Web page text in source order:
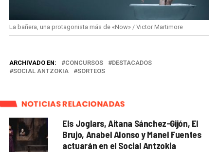
La bañera, una protagonista más de «Now» / Victor Martimore
ARCHIVADO EN: CONCURSOS
DESTACADOS
SOCIAL ANTZOKIA
SORTEOS
NOTICIAS RELACIONADAS
Els Joglars, Aitana Sánchez-Gijón, El
Brujo, Anabel Alonso y Manel Fuentes
actuarán en el Social Antzokia